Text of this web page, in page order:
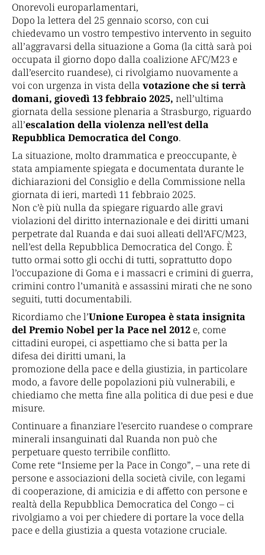
Onorevoli europarlamentari,
Dopo la lettera del 25 gennaio scorso, con cui
chiedevamo un vostro tempestivo intervento in seguito
all’aggravarsi della situazione a Goma (la città sarà poi
occupata il giorno dopo dalla coalizione AFC/M23 e
dall’esercito ruandese), ci rivolgiamo nuovamente a
voi con urgenza in vista della votazione che si terrà
domani, giovedì 13 febbraio 2025, nell’ultima
giornata della sessione plenaria a Strasburgo, riguardo
all’escalation della violenza nell’est della
Repubblica Democratica del Congo.
La situazione, molto drammatica e preoccupante, è
stata ampiamente spiegata e documentata durante le
dichiarazioni del Consiglio e della Commissione nella
giornata di ieri, martedì 11 febbraio 2025.
Non c’è più nulla da spiegare riguardo alle gravi
violazioni del diritto internazionale e dei diritti umani
perpetrate dal Ruanda e dai suoi alleati dell’AFC/M23,
nell’est della Repubblica Democratica del Congo. È
tutto ormai sotto gli occhi di tutti, soprattutto dopo
l’occupazione di Goma e i massacri e crimini di guerra,
crimini contro l’umanità e assassini mirati che ne sono
seguiti, tutti documentabili.
Ricordiamo che l’Unione Europea è stata insignita
del Premio Nobel per la Pace nel 2012 e, come
cittadini europei, ci aspettiamo che si batta per la
difesa dei diritti umani, la
promozione della pace e della giustizia, in particolare
modo, a favore delle popolazioni più vulnerabili, e
chiediamo che metta fine alla politica di due pesi e due
misure.
Continuare a finanziare l’esercito ruandese o comprare
minerali insanguinati dal Ruanda non può che
perpetuare questo terribile conflitto.
Come rete “Insieme per la Pace in Congo”, – una rete di
persone e associazioni della società civile, con legami
di cooperazione, di amicizia e di affetto con persone e
realtà della Repubblica Democratica del Congo – ci
rivolgiamo a voi per chiedere di portare la voce della
pace e della giustizia a questa votazione cruciale.